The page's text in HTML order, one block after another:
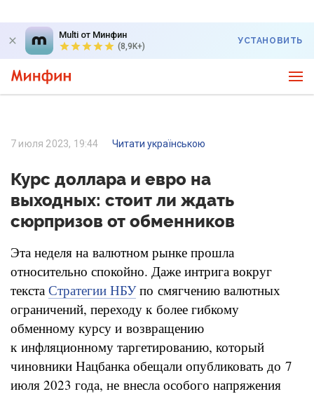
Multi от Минфин
(8,9K+)
УСТАНОВИТЬ
7 июля 2023, 19:44 Читати українською
Курс доллара и евро на
выходных: стоит ли ждать
сюрпризов от обменников
Эта неделя на валютном рынке прошла
относительно спокойно. Даже интрига вокруг
текста Стратегии НБУпо смягчению валютных
ограничений, переходу к более гибкому
обменному курсу и возвращению
к инфляционному таргетированию, который
чиновники Нацбанка обещали опубликовать до 7
июля 2023 года, не внесла особого напряжения